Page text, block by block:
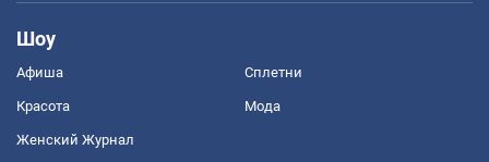
Шоу
Афиша Сплетни
Красота Мода
Женский Журнал